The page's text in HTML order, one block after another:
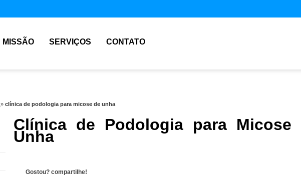
MISSÃO SERVIÇOS CONTATO
» clínica de podologia para micose de unha
Clínica de Podologia para Micose
Unha
Gostou? compartilhe!